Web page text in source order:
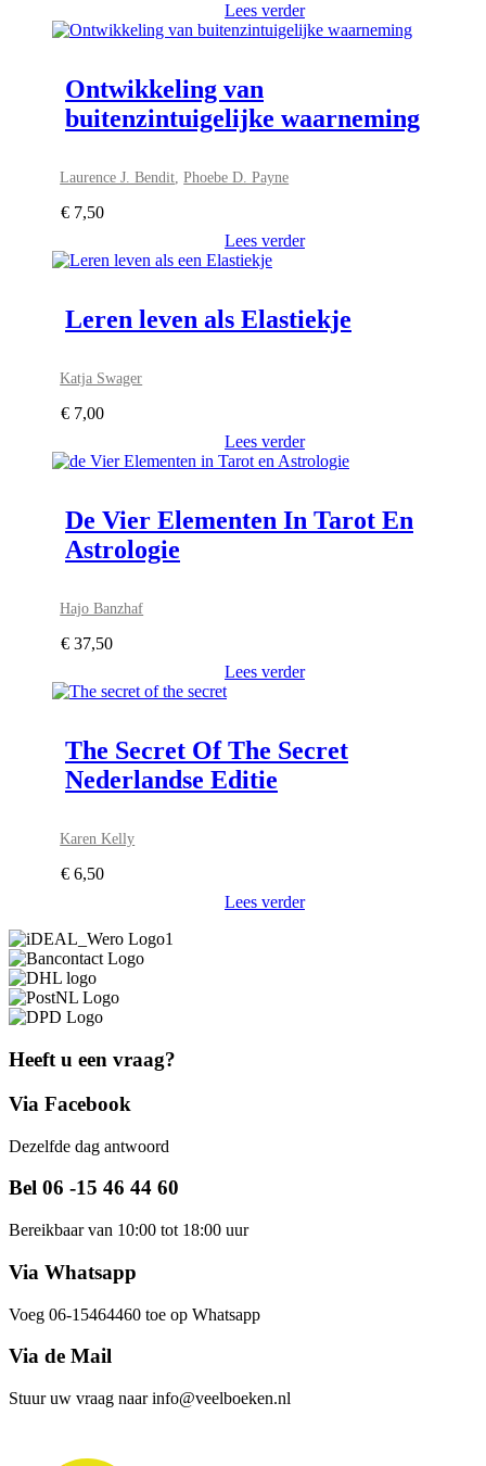
Lees verder
Ontwikkeling van
buitenzintuigelijke waarneming
Laurence J. Bendit,Phoebe D. Payne
€ 7,50
Lees verder
Leren leven als Elastiekje
Katja Swager
€ 7,00
Lees verder
De Vier Elementen In Tarot En
Astrologie
Hajo Banzhaf
€ 37,50
Lees verder
The Secret Of The Secret
Nederlandse Editie
Karen Kelly
€ 6,50
Lees verder
Heeft u een vraag?
Via Facebook
Dezelfde dag antwoord
Bel 06 -15 46 44 60
Bereikbaar van 10:00 tot 18:00 uur
Via Whatsapp
Voeg 06-15464460 toe op Whatsapp
Via de Mail
Stuur uw vraag naar info@veelboeken.nl